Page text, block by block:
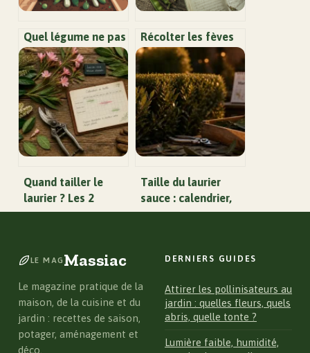
Quel légume ne pas
planter à côté des
courgettes : le
guide complet
Récolter les fèves
au bon moment : 3
signes de maturité
et astuces pour
éviter les grains
farineux
Quand tailler le
laurier ? Les 2
périodes clés et les
Taille du laurier
sauce : calendrier,
techniques et
LE MAG Massiac
Le magazine pratique de la
maison, de la cuisine et du
jardin : recettes de saison,
potager, aménagement et
déco.
DERNIERS GUIDES
Attirer les pollinisateurs au
jardin : quelles fleurs, quels
abris, quelle tonte ?
Lumière faible, humidité,